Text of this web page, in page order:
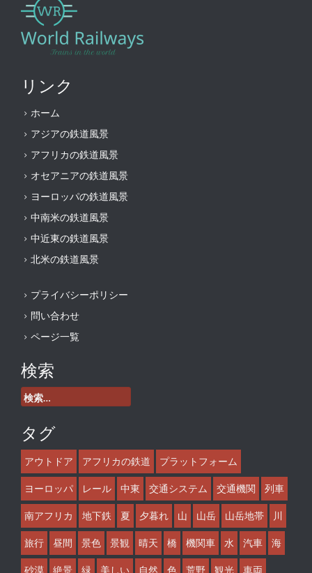
リンク
ホーム
アジアの鉄道風景
アフリカの鉄道風景
オセアニアの鉄道風景
ヨーロッパの鉄道風景
中南米の鉄道風景
中近東の鉄道風景
北米の鉄道風景
プライバシーポリシー
問い合わせ
ページ一覧
検索
検
索:
タグ
アウトドア アフリカの鉄道 プラットフォーム
ヨーロッパ レール 中東 交通システム 交通機関 列車
南アフリカ 地下鉄 夏 夕暮れ 山 山岳 山岳地帯 川
旅行 昼間 景色 景観 晴天 橋 機関車 水 汽車 海
砂漠 絶景 緑 美しい 自然 色 荒野 観光 車両